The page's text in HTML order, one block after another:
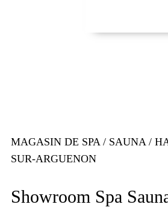
MAGASIN DE SPA / SAUNA /
SUR-ARGUENON
Showroom Spa